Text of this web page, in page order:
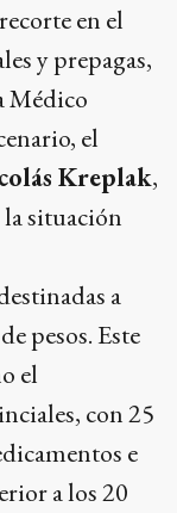
en el
y prepagas,
Médico
el
Kreplak,
situación
a
pesos. Este
el
con 25
e
a los 20